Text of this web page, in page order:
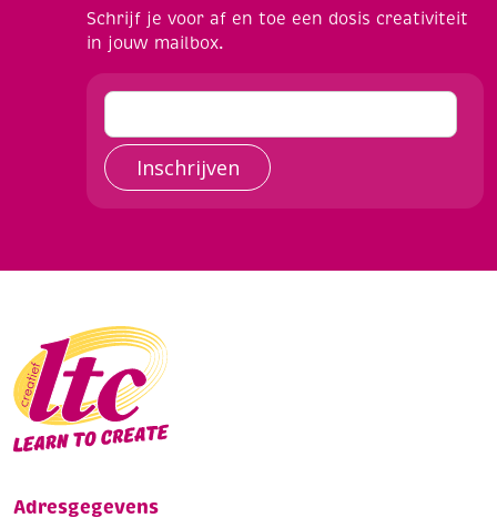
Schrijf je voor af en toe een dosis creativiteit
in jouw mailbox.
Inschrijven
Adresgegevens